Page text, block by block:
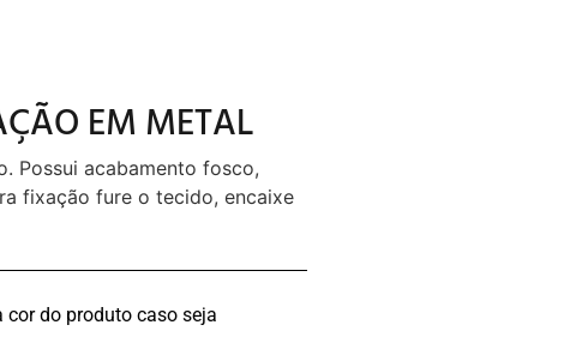
EM METAL
Possui acabamento fosco,
fixação fure o tecido, encaixe
do produto caso seja